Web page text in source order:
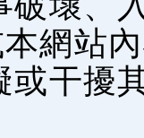
網站
或干擾